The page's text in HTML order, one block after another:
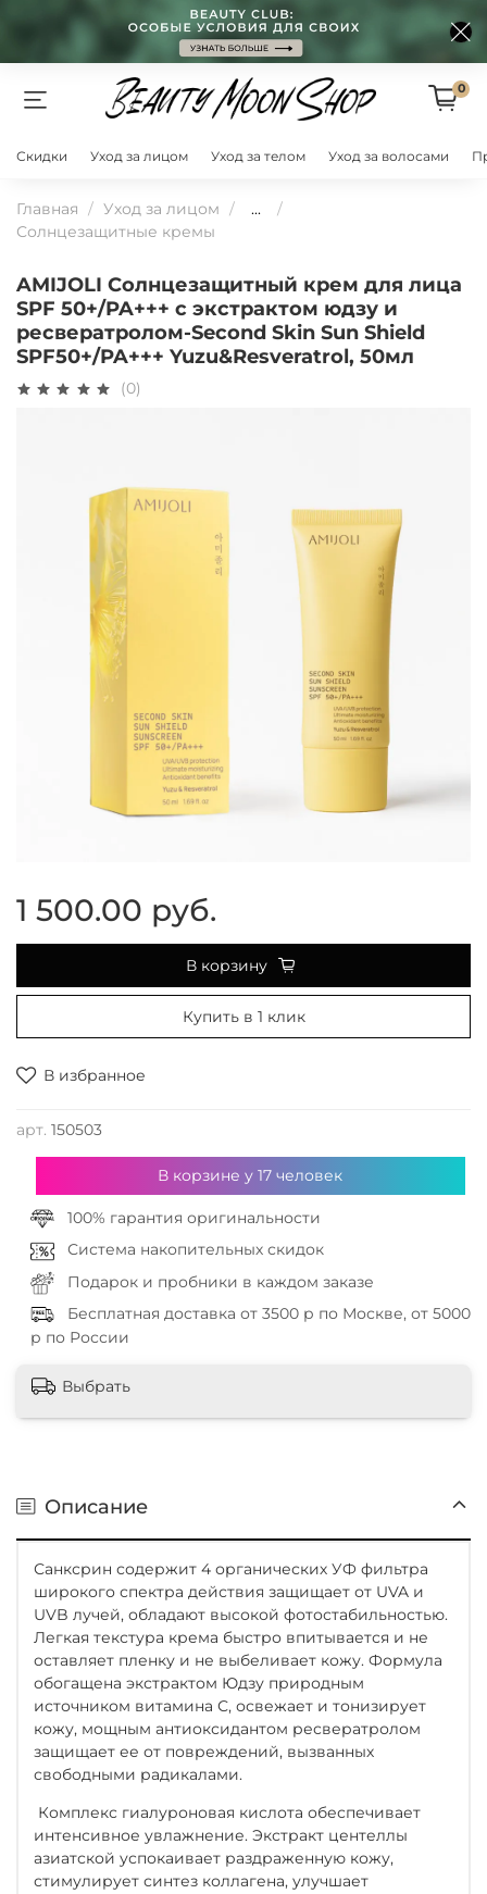
0
Скидки Уход за лицом Уход за телом Уход за волосами
Главная Уход за лицом
...
Солнцезащитные кремы
AMIJOLI Солнцезащитный крем для лица
SPF 50+/PA+++ c экстрактом юдзу и
ресвератролом-Second Skin Sun Shield
SPF50+/PA+++ Yuzu&Resveratrol, 50мл
(0)
В избранное
арт. 150503
1 500.00 руб.
В корзину
Купить в 1 клик
В корзине у17 человек
100% гарантия оригинальности
Система накопительных скидок
Подарок и пробники в каждом заказе
Бесплатная доставка от 3500 р по Москве, от 5000
р по России
Выбрать
Описание
Санксрин содержит 4 органических УФ фильтра
широкого спектра действия защищает от UVA и
UVB лучей, обладают высокой фотостабильностью.
Легкая текстура крема быстро впитывается и не
оставляет пленку и не выбеливает кожу. Формула
обогащена экстрактом Юдзу природным
источником витамина С, освежает и тонизирует
кожу, мощным антиоксидантом ресвератролом
защищает ее от повреждений, вызванных
свободными радикалами.
Комплекс гиалуроновая кислота обеспечивает
интенсивное увлажнение. Экстракт центеллы
азиатской успокаивает раздраженную кожу,
стимулирует синтез коллагена, улучшает